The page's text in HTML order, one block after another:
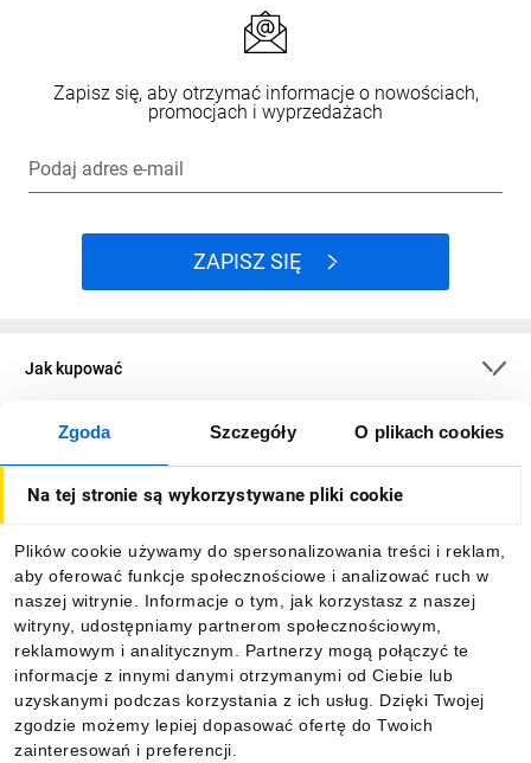
Zgoda Szczegóły O plikach cookies
Na tej stronie są wykorzystywane pliki cookie
Plików cookie używamy do spersonalizowania treści i reklam,
aby oferować funkcje społecznościowe i analizować ruch w
naszej witrynie. Informacje o tym, jak korzystasz z naszej
witryny, udostępniamy partnerom społecznościowym,
reklamowym i analitycznym. Partnerzy mogą połączyć te
informacje z innymi danymi otrzymanymi od Ciebie lub
uzyskanymi podczas korzystania z ich usług. Dzięki Twojej
zgodzie możemy lepiej dopasować ofertę do Twoich
zainteresowań i preferencji.
Zapisz się, aby otrzymać informacje o nowościach,
promocjach i wyprzedażach
Podaj adres e-mail
ZAPISZ SIĘ
Jak kupować
O firmie
Informacje
Pobierz naszą aplikację mobilną: